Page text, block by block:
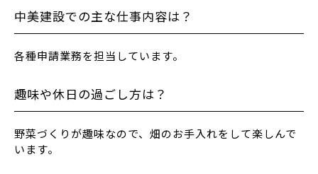
中美建設での主な仕事内容は？
各種申請業務を担当しています。
趣味や休日の過ごし方は？
野菜づくりが趣味なので、畑のお手入れをして楽しんで
います。